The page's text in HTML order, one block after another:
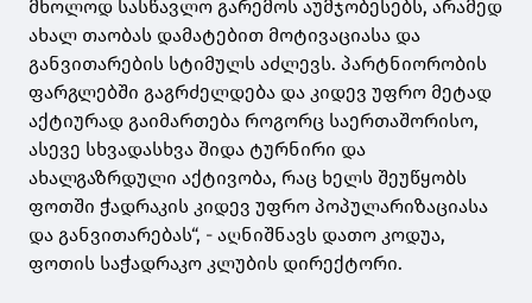
მხოლოდ სასწავლო გარემოს აუმჯობესებს, არამედ
ახალ თაობას დამატებით მოტივაციასა და
განვითარების სტიმულს აძლევს. პარტნიორობის
ფარგლებში გაგრძელდება და კიდევ უფრო მეტად
აქტიურად გაიმართება როგორც საერთაშორისო,
ასევე სხვადასხვა შიდა ტურნირი და
ახალგაზრდული აქტივობა, რაც ხელს შეუწყობს
ფოთში ჭადრაკის კიდევ უფრო პოპულარიზაციასა
და განვითარებას“, - აღნიშნავს დათო კოდუა,
ფოთის საჭადრაკო კლუბის დირექტორი.